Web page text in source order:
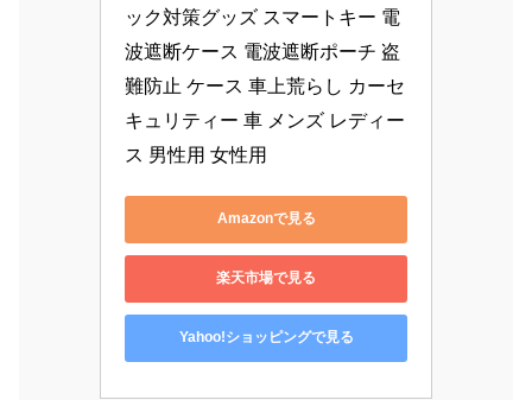
ック対策グッズ スマートキー 電
波遮断ケース 電波遮断ポーチ 盗
難防止 ケース 車上荒らし カーセ
キュリティー 車 メンズ レディー
ス 男性用 女性用
Amazonで見る
楽天市場で見る
Yahoo!ショッピングで見る